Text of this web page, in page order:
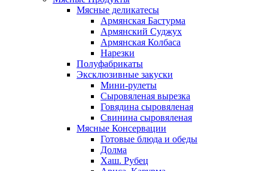
Мясные деликатесы
Армянская Бастурма
Армянский Суджух
Армянская Колбаса
Нарезки
Полуфабрикаты
Эксклюзивные закуски
Мини-рулеты
Сыровяленая вырезка
Говядина сыровяленая
Свинина сыровяленая
Мясные Консервации
Готовые блюда и обеды
Долма
Хаш. Рубец